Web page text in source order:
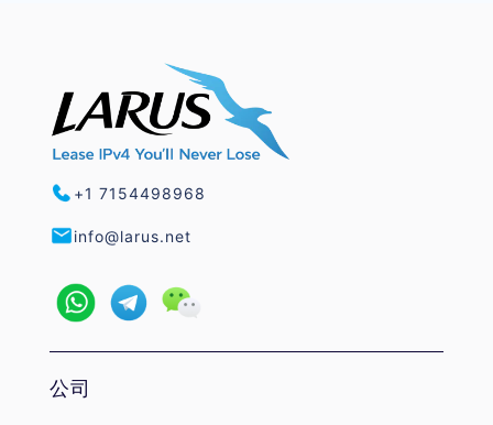
+1 7154498968
info@larus.net
公司